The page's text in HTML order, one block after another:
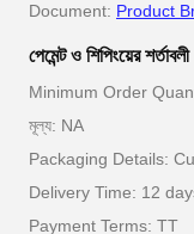
Document: Product
পেমেন্ট ও শিপিংয়ের শর্তাবলী
Minimum Order
মূল্য: NA
Packaging Details:
Delivery Time: 12
Payment Terms: TT